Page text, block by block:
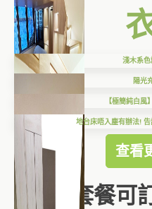
淺木系
陽光
【極簡純白風
地台床唔入塵有辦法!
查看
套餐可